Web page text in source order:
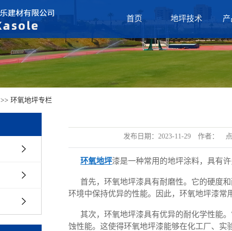
首页 地坪技术
>> 环氧地坪专栏
发布日期： 2023-11-29 作者：
环氧地坪漆是一种常用的地坪涂料，具有
首先，环氧地坪漆具有耐磨性。它的硬度
环境中保持优异的性能。因此，环氧地坪漆常
其次，环氧地坪漆具有优异的耐化学性能
蚀性能。这使得环氧地坪漆能够在化工厂、实